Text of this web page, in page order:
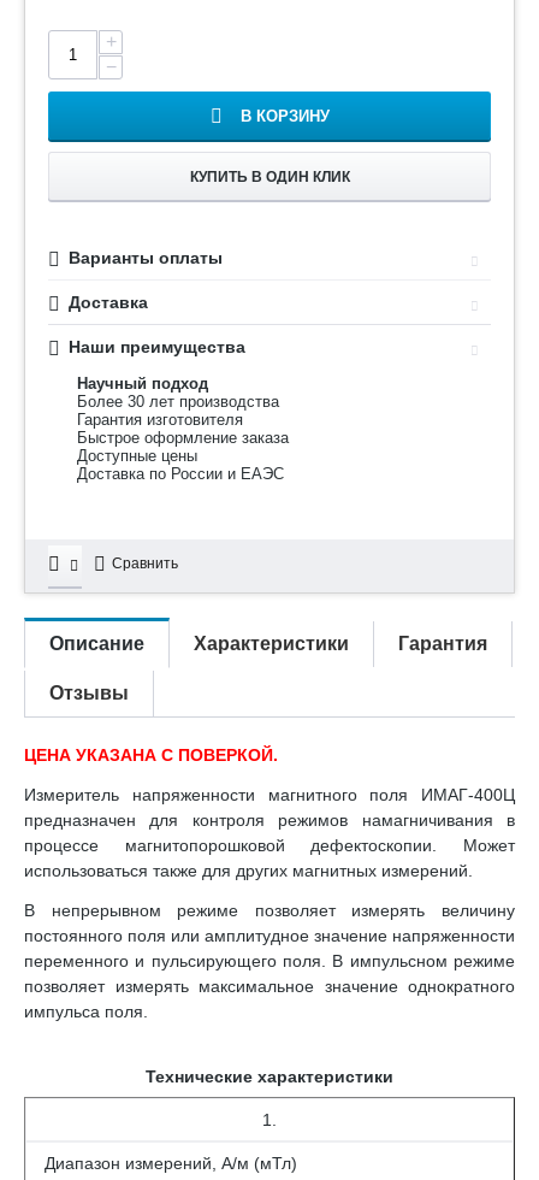
+
−
В КОРЗИНУ
КУПИТЬ В ОДИН КЛИК
Варианты оплаты
Доставка
Наши преимущества
Научный подход
Более 30 лет производства
Гарантия изготовителя
Быстрое оформление заказа
Доступные цены
Доставка по России и ЕАЭС
Сравнить
Описание Характеристики Гарантия
Отзывы
ЦЕНА УКАЗАНА С ПОВЕРКОЙ.
Измеритель напряженности магнитного поля ИМАГ-400Ц
предназначен для контроля режимов намагничивания в
процессе магнитопорошковой дефектоскопии. Может
использоваться также для других магнитных измерений.
В непрерывном режиме позволяет измерять величину
постоянного поля или амплитудное значение напряженности
переменного и пульсирующего поля. В импульсном режиме
позволяет измерять максимальное значение однократного
импульса поля.
Технические характеристики
1.
Диапазон измерений, А/м (мТл)